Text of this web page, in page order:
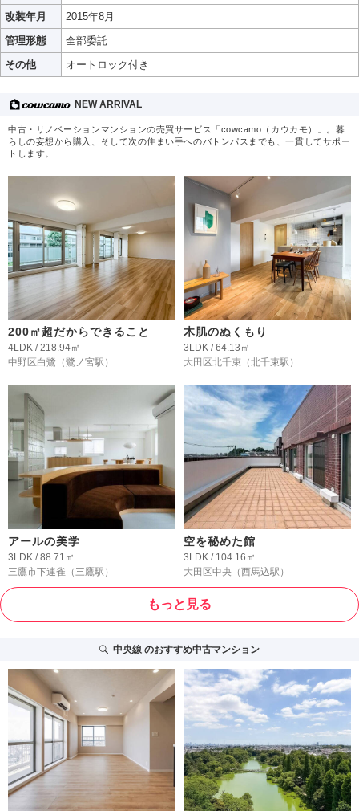
改装年月
2015年8月
管理形態
全部委託
その他
オートロック付き
NEW ARRIVAL
中古・リノベーションマンションの売買サービス「cowcamo（カウカモ）」。暮
らしの妄想から購入、そして次の住まい手へのバトンパスまでも、一貫してサポー
トします。
200㎡超だからできること
4LDK / 218.94㎡
中野区白鷺 （鷺ノ宮駅）
木肌のぬくもり
3LDK / 64.13㎡
大田区北千束 （北千束駅）
アールの美学
3LDK / 88.71㎡
三鷹市下連雀 （三鷹駅）
空を秘めた館
3LDK / 104.16㎡
大田区中央 （西馬込駅）
もっと見る
中央線のおすすめ中古マンション